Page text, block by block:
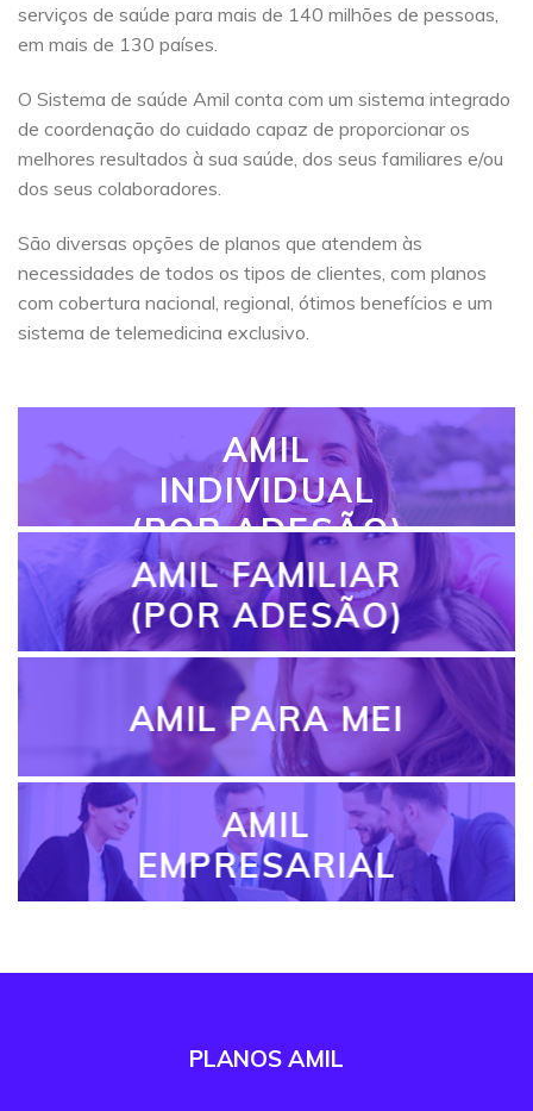
serviços de saúde para mais de 140 milhões de pessoas,
em mais de 130 países.
O Sistema de saúde Amil conta com um sistema integrado
de coordenação do cuidado capaz de proporcionar os
melhores resultados à sua saúde, dos seus familiares e/ou
dos seus colaboradores.
São diversas opções de planos que atendem às
necessidades de todos os tipos de clientes, com planos
com cobertura nacional, regional, ótimos benefícios e um
sistema de telemedicina exclusivo.
AMIL
INDIVIDUAL
(POR ADESÃO)
AMIL FAMILIAR
(POR ADESÃO)
AMIL PARA MEI
AMIL
EMPRESARIAL
PLANOS AMIL